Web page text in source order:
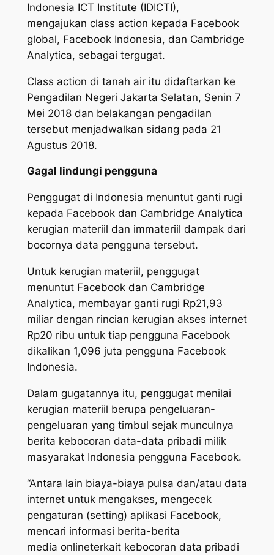
Indonesia ICT Institute (IDICTI),
mengajukan class action kepada Facebook
global, Facebook Indonesia, dan Cambridge
Analytica, sebagai tergugat.
Class action di tanah air itu didaftarkan ke
Pengadilan Negeri Jakarta Selatan, Senin 7
Mei 2018 dan belakangan pengadilan
tersebut menjadwalkan sidang pada 21
Agustus 2018.
Gagal lindungi pengguna
Penggugat di Indonesia menuntut ganti rugi
kepada Facebook dan Cambridge Analytica
kerugian materiil dan immateriil dampak dari
bocornya data pengguna tersebut.
Untuk kerugian materiil, penggugat
menuntut Facebook dan Cambridge
Analytica, membayar ganti rugi Rp21,93
miliar dengan rincian kerugian akses internet
Rp20 ribu untuk tiap pengguna Facebook
dikalikan 1,096 juta pengguna Facebook
Indonesia.
Dalam gugatannya itu, penggugat menilai
kerugian materiil berupa pengeluaran-
pengeluaran yang timbul sejak munculnya
berita kebocoran data-data pribadi milik
masyarakat Indonesia pengguna Facebook.
“Antara lain biaya-biaya pulsa dan/atau data
internet untuk mengakses, mengecek
pengaturan (setting) aplikasi Facebook,
mencari informasi berita-berita
media onlineterkait kebocoran data pribadi